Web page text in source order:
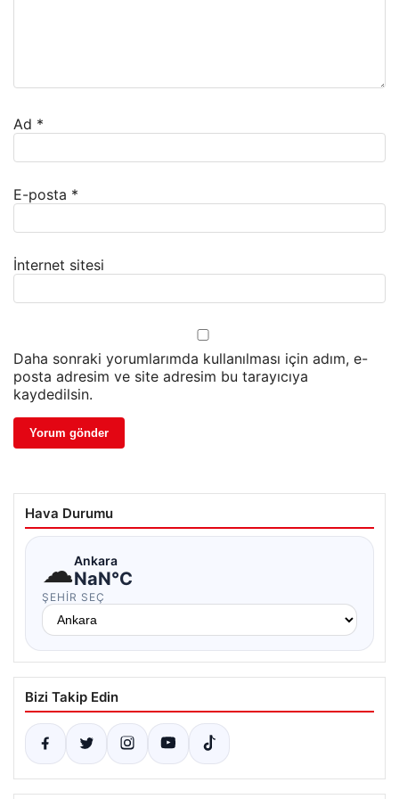
Ad *
E-posta *
İnternet sitesi
Daha sonraki yorumlarımda kullanılması için adım, e-
posta adresim ve site adresim bu tarayıcıya
kaydedilsin.
Hava Durumu
☁Ankara
NaN°C
ŞEHIR SEÇ
Bizi Takip Edin